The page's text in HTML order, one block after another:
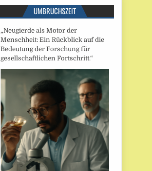
UMBRUCHSZEIT
„Neugierde als Motor der
Menschheit: Ein Rückblick auf die
Bedeutung der Forschung für
gesellschaftlichen Fortschritt.“